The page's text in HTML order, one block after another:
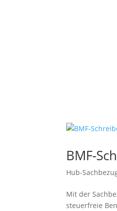
BMF-
Hub-
Mit der
steuerfreie